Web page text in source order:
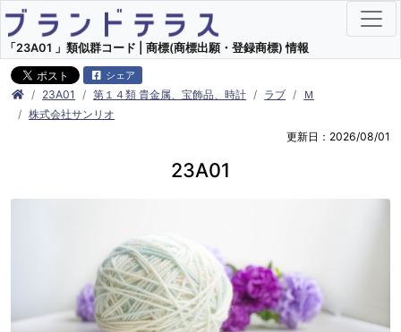
「23A01 」類似群コード | 商標(商標出願・登録商標) 情報
シェア
23A01 第１４類 貴金属、宝飾品、時計 ラブ
Ｍ
株式会社サンリオ
更新日：2026/08/01
23A01